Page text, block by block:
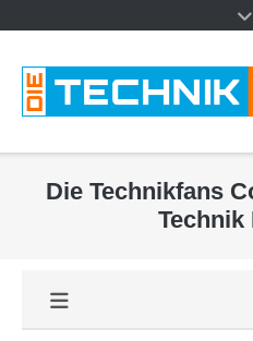
Die Technikfans
Technik